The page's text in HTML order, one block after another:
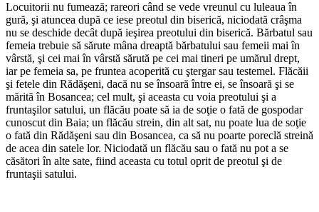
Locuitorii nu fumează; rareori când se vede vreunul cu luleaua în
gură, şi atuncea după ce iese preotul din biserică, niciodată crâşma
nu se deschide decât după ieşirea preotului din biserică. Băr­batul sau
femeia trebuie să sărute mâna dreaptă bărbatului sau femeii mai în
vârstă, şi cei mai în vârstă sărută pe cei mai tineri pe umărul drept,
iar pe femeia sa, pe fruntea acoperită cu ştergar sau testemel. Flăcăii
şi fetele din Rădăşeni, dacă nu se însoară între ei, se însoară şi se
mărită în Bosancea; cel mult, şi aceasta cu voia preotului şi a
fruntaşilor satului, un flăcău poate să ia de soţie o fată de gospodar
cunoscut din Baia; un flăcău strein, din alt sat, nu poate lua de soţie
o fată din Rădăşeni sau din Bosancea, ca să nu poarte poreclă streină
de acea din satele lor. Niciodată un flăcău sau o fată nu pot a se
căsători în alte sate, fiind aceasta cu totul oprit de preotul şi de
fruntaşii satului.